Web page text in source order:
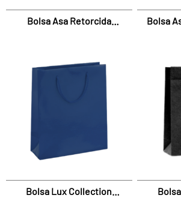
Bolsa Asa Retorcida
Bolsa
Bolsa Lux Collection